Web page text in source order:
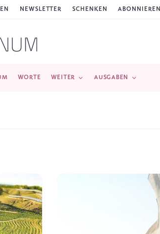
NEWSLETTER SCHENKEN ABONNIEREN
WORTE WEITER AUSGABEN